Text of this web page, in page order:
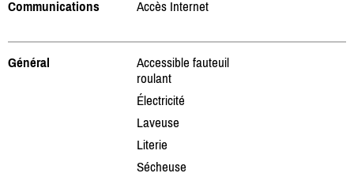
Communications Accès Internet
Général
Accessible fauteuil
roulant
Électricité
Laveuse
Literie
Sécheuse